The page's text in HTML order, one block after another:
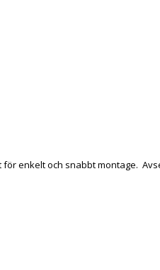
enkelt och snabbt montage.